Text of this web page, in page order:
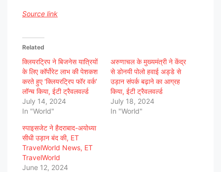
Source link
Related
क्लियरट्रिप ने बिजनेस यात्रियों
के लिए कॉर्पोरेट लाभ की पेशकश
करते हुए ‘क्लियरट्रिप फॉर वर्क’
लॉन्च किया, ईटी ट्रैवलवर्ल्ड
July 14, 2024
In "World"
अरुणाचल के मुख्यमंत्री ने केंद्र
से डोनयी पोलो हवाई अड्डे से
उड़ान संपर्क बढ़ाने का आग्रह
किया, ईटी ट्रैवलवर्ल्ड
July 18, 2024
In "World"
स्पाइसजेट ने हैदराबाद-अयोध्या
सीधी उड़ान बंद की, ET
TravelWorld News, ET
TravelWorld
June 12, 2024